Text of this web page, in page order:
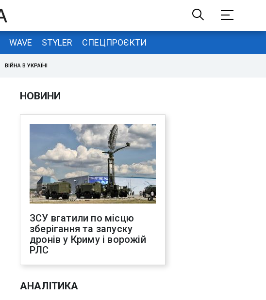
WAVE STYLER СПЕЦПРОЄКТИ
ВІЙНА В УКРАЇНІ
НОВИНИ
ЗСУ вгатили по місцю
зберігання та запуску
дронів у Криму і ворожій
РЛС
АНАЛІТИКА